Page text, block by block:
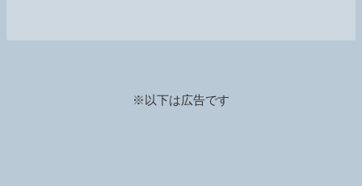
※以下は広告です